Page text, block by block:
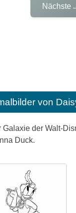
Nächste
von
der Walt-
Duck.